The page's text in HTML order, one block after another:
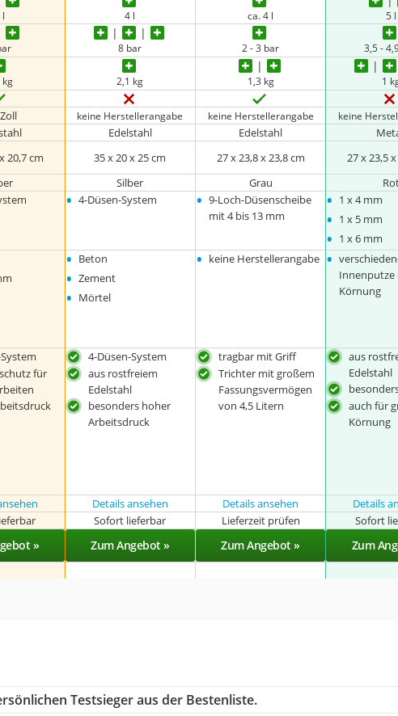
l 4 l ca. 4 l 5 l
8 bar 2 - 3 bar 3,5 -
kg 2,1 kg 1,3 kg 1
keine Herstellerangabe keine Herstellerangabe keine
Edelstahl Edelstahl
20,7 cm 35 x 20 x 25 cm 27 x 23,8 x 23,8 cm 27 x 23,5
Silber Grau
• 4-Düsen-System • 9-Loch-Düsenscheibe
mit 4 bis 13 mm
• 1 x 4 mm
• 1 x 5 mm
• 1 x 6 mm
• Beton
• Zement
• Mörtel
• keine Herstellerangabe •
Innenputze
Körnung
für
4-Düsen-System
aus rostfreiem
Edelstahl
besonders hoher
Arbeitsdruck
tragbar mit Griff
Trichter mit großem
Fassungsvermögen
von 4,5 Litern
aus
Edelstahl
auch für
Körnung
Details ansehen Details ansehen Details
Sofort lieferbar Lieferzeit prüfen Sofort
» Zum Angebot » Zum Angebot » Zum
Testsieger aus der Bestenliste.